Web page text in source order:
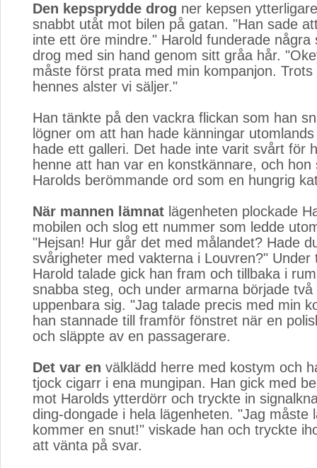
Den kepsprydde drog ner kepsen
snabbt utåt mot bilen på gatan. "Han sade
inte ett öre mindre." Harold funderade några
drog med sin hand genom sitt gråa hår.
måste först prata med min kompanjon.
hennes alster vi säljer."
Han tänkte på den vackra flickan som han
lögner om att han hade känningar
hade ett galleri. Det hade inte varit svårt för
henne att han var en konstkännare, och hon
Harolds berömmande ord som en hungrig
När mannen lämnat lägenheten plockade
mobilen och slog ett nummer som ledde
"Hejsan! Hur går det med målandet? Hade
svårigheter med vakterna i Louvren?" Under
Harold talade gick han fram och tillbaka i
snabba steg, och under armarna började
uppenbara sig. "Jag talade precis med min
han stannade till framför fönstret när en
och släppte av en passagerare.
Det var en välklädd herre med kostym och
tjock cigarr i ena mungipan. Han gick med
mot Harolds ytterdörr och tryckte in
ding-dongade i hela lägenheten. "Jag måste
kommer en snut!" viskade han och tryckte
att vänta på svar.